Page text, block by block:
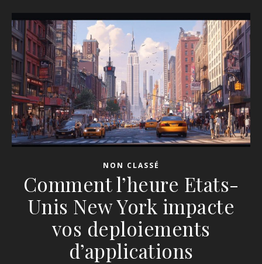
NON CLASSÉ
Comment l’heure Etats-
Unis New York impacte
vos deploiements
d’applications